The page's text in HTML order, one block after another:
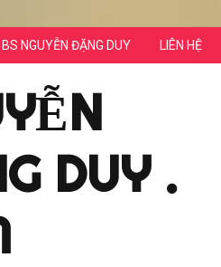
BS NGUYỄN ĐẶNG DUY LIÊN HỆ
DUY .